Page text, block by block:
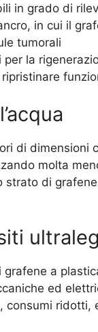
in grado di
in cui il
tumorali
la
di dimensioni
molta
di
grafene a
ed
consumi